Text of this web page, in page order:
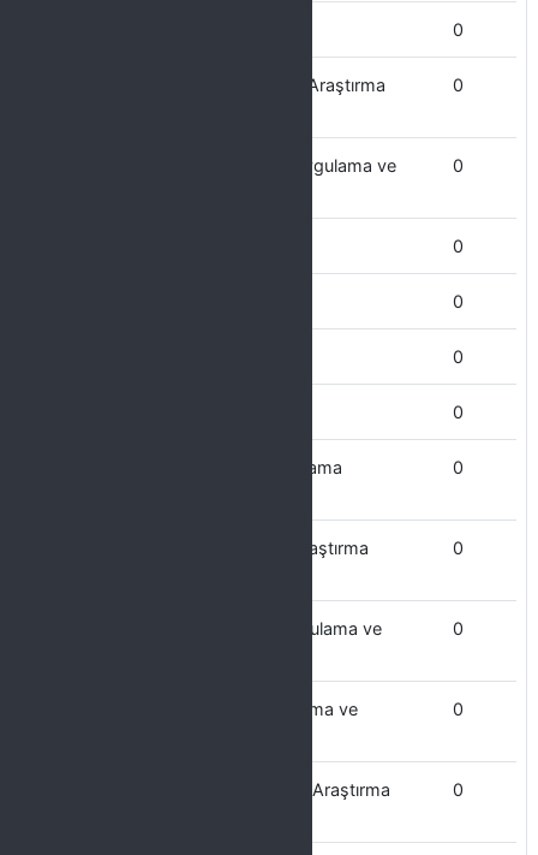
0
Proje Koordinasyon Uygulama ve Araştırma
0
Psikoloji ve Sosyal Danışmanlık Uygulama ve
0
0
0
0
0
Kültür Varlıklarını Koruma ve Uygulama
0
Kongre ve Turizm Uygulama ve Araştırma
0
Kuranı Kerim Okuma ve Kıraat Uygulama ve
0
Kültür ve Sanat Çalışmaları Uygulama ve
0
Kanser Araştırmaları Uygulama ve Araştırma
0